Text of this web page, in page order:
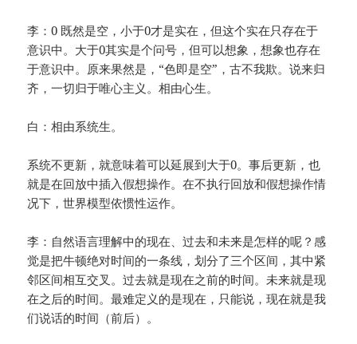
李：0 既然是空，小于0才是实在，但这个实在只存在于
意识中。大于0其实是个问号，但可以想象，想象也存在
于意识中。原来果然是，“色即是空”，古不我欺。说来归
齐，一切归于唯心主义。相由心生。
白：相由系统生。
系统不更新，就意味着可以延展到大于0。事后更新，也
就是在回放中插入假想操作。在不执行回放和假想操作情
况下，世界模型依惯性运作。
李：自然语言理解中的现在、过去和未来是怎样的呢？感
觉是把牛顿绝对时间的一条线，划分了三个区间，其中紧
邻区间相互交叉。过去就是现在之前的时间。未来就是现
在之后的时间。最难定义的是现在，只能说，现在就是我
们说话的时间（前后）。